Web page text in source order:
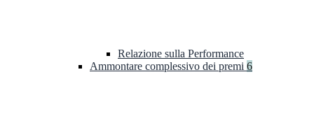
Relazione sulla Performance
Ammontare complessivo dei premi 6